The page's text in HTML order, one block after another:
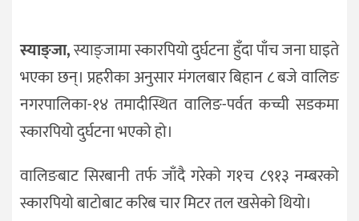
स्याङ्जा,स्याङ्जामा स्कारपियो दुर्घटना हुँदा पाँच जना घाइते
भएका छन्। प्रहरीका अनुसार मंगलबार बिहान ८ बजे वालिङ
नगरपालिका-१४ तमादीस्थित वालिङ-पर्वत कच्ची सडकमा
स्कारपियो दुर्घटना भएको हो।
वालिङबाट सिरबानी तर्फ जाँदै गरेको ग१च ८९१३ नम्बरको
स्कारपियो बाटोबाट करिब चार मिटर तल खसेको थियो।